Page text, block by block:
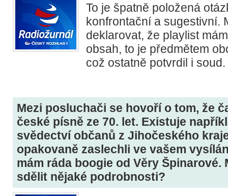
To je špatně položená
konfrontační a sugestivní.
deklarovat, že playlist
obsah, to je předmětem
což ostatně potvrdil i soud.
Mezi posluchači se hovoří o tom, že
české písně ze 70. let. Existuje
svědectví občanů z Jihočeského
opakovaně zaslechli ve vašem
mám ráda boogie od Věry Špinarové.
sdělit nějaké podrobnosti?